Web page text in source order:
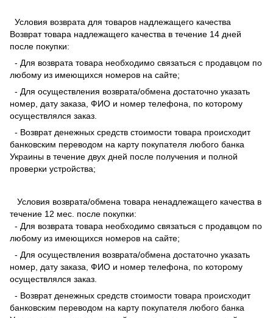
Условия возврата для товаров надлежащего качества
Возврат товара надлежащего качества в течение 14 дней
после покупки:
- Для возврата товара необходимо связаться с продавцом по
любому из имеющихся номеров на сайте;
- Для осуществления возврата/обмена достаточно указать
номер, дату заказа, ФИО и номер телефона, по которому
осуществлялся заказ.
- Возврат денежных средств стоимости товара происходит
банковским переводом на карту покупателя любого банка
Украины в течение двух дней после получения и полной
проверки устройства;
Условия возврата/обмена товара ненадлежащего качества в
течение 12 мес. после покупки:
- Для возврата товара необходимо связаться с продавцом по
любому из имеющихся номеров на сайте;
- Для осуществления возврата/обмена достаточно указать
номер, дату заказа, ФИО и номер телефона, по которому
осуществлялся заказ.
- Возврат денежных средств стоимости товара происходит
банковским переводом на карту покупателя любого банка